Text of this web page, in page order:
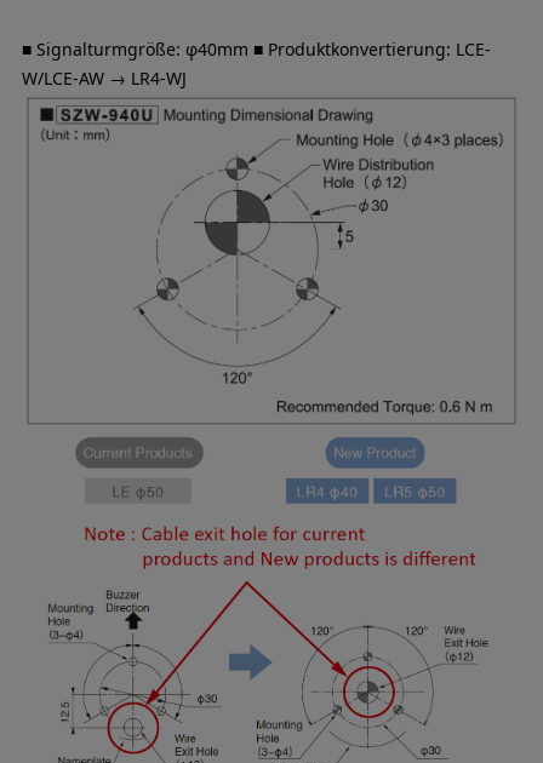
■ Signalturmgröße: φ40mm ■ Produktkonvertierung: LCE-
W/LCE-AW → LR4-WJ